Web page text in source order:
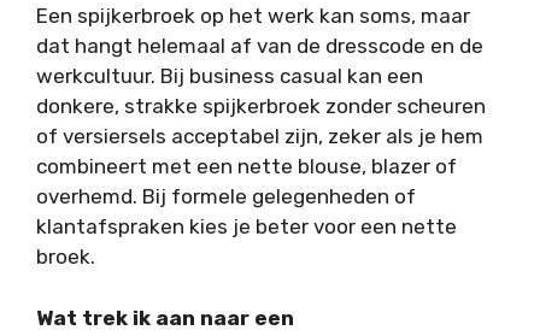
Een spijkerbroek op het werk kan soms, maar
dat hangt helemaal af van de dresscode en de
werkcultuur. Bij business casual kan een
donkere, strakke spijkerbroek zonder scheuren
of versiersels acceptabel zijn, zeker als je hem
combineert met een nette blouse, blazer of
overhemd. Bij formele gelegenheden of
klantafspraken kies je beter voor een nette
broek.
Wat trek ik aan naar een